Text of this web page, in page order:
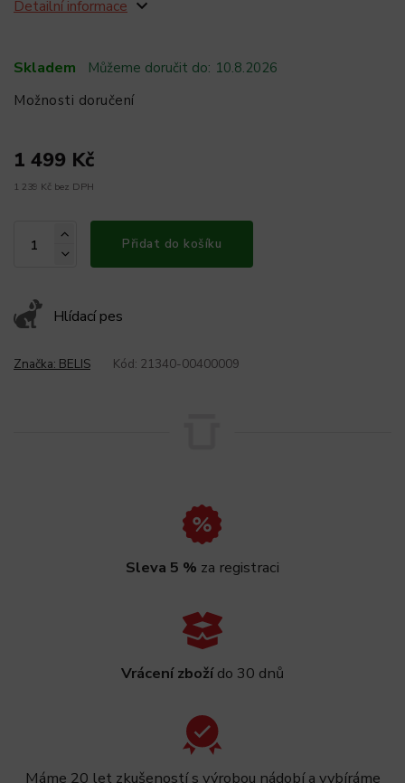
Skladem Můžeme doručit do: 10.8.2026
Možnosti doručení
1 499 Kč
1 239 Kč bez DPH
Přidat do košíku
Hlídací pes
Detailní informace
Značka: BELIS Kód: 21340-00400009
Sleva 5 % za registraci
Vrácení zbožído 30 dnů
Máme 20 let zkušeností s výrobou nádobí a vybíráme